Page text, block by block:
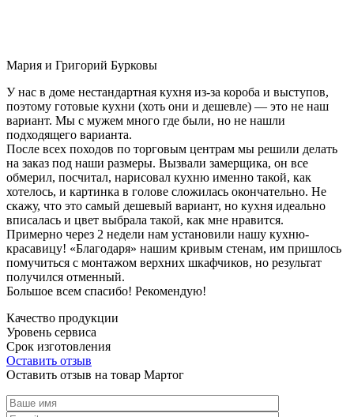
Мария и Григорий Бурковы
У нас в доме нестандартная кухня из-за короба и выступов,
поэтому готовые кухни (хоть они и дешевле) — это не наш
вариант. Мы с мужем много где были, но не нашли
подходящего варианта.
После всех походов по торговым центрам мы решили делать
на заказ под наши размеры. Вызвали замерщика, он все
обмерил, посчитал, нарисовал кухню именно такой, как
хотелось, и картинка в голове сложилась окончательно. Не
скажу, что это самый дешевый вариант, но кухня идеально
вписалась и цвет выбрала такой, как мне нравится.
Примерно через 2 недели нам установили нашу кухню-
красавицу! «Благодаря» нашим кривым стенам, им пришлось
помучиться с монтажом верхних шкафчиков, но результат
получился отменный.
Большое всем спасибо! Рекомендую!
Качество продукции
Уровень сервиса
Срок изготовления
Оставить отзыв
Оставить отзыв на товар Мартог